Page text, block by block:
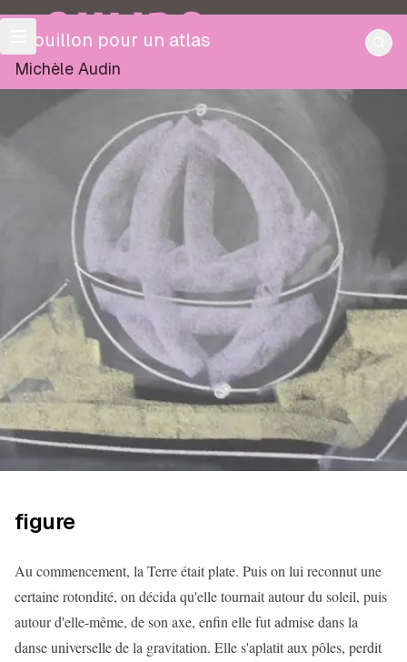
OULIPO
Brouillon pour un atlas
Michèle Audin
figure
Au commencement, la Terre était plate. Puis on lui reconnut une
certaine rotondité, on décida qu'elle tournait autour du soleil, puis
autour d'elle-même, de son axe, enfin elle fut admise dans la
danse universelle de la gravitation. Elle s'aplatit aux pôles, perdit